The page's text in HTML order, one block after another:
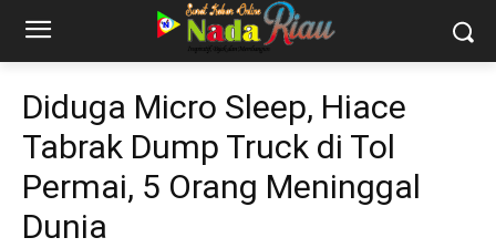
Diduga Micro Sleep, Hiace
Tabrak Dump Truck di Tol
Permai, 5 Orang Meninggal
Dunia